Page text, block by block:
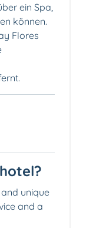
ein Spa,
können.
Flores
unique
and a